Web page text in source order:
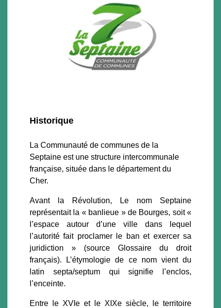
Historique
La Communauté de communes de la
Septaine est une structure intercommunale
française, située dans le département du
Cher.
Avant la Révolution, Le nom Septaine
représentait la « banlieue » de Bourges, soit «
l’espace autour d’une ville dans lequel
l’autorité fait proclamer le ban et exercer sa
juridiction » (source Glossaire du droit
français). L’étymologie de ce nom vient du
latin septa/septum qui signifie l’enclos,
l’enceinte.
Entre le XVIe et le XIXe siècle, le territoire